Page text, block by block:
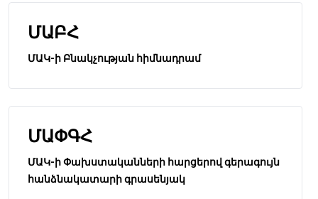
ՄԱԲՀ
ՄԱԿ-ի Բնակչության հիմնադրամ
ՄԱՓԳՀ
ՄԱԿ-ի Փախստականների հարցերով գերագույն
հանձնակատարի գրասենյակ